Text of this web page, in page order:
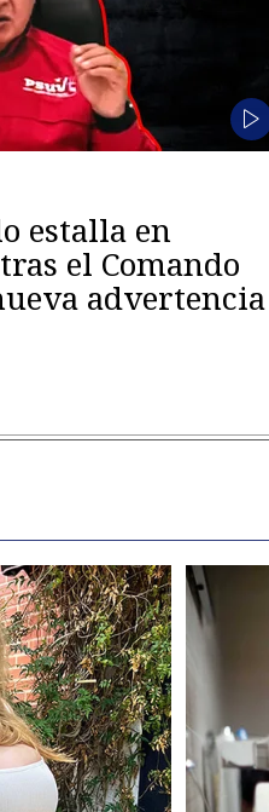
estalla en
el Comando
advertencia